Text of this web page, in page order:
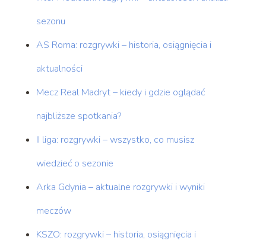
sezonu
AS Roma: rozgrywki – historia, osiągnięcia i
aktualności
Mecz Real Madryt – kiedy i gdzie oglądać
najbliższe spotkania?
II liga: rozgrywki – wszystko, co musisz
wiedzieć o sezonie
Arka Gdynia – aktualne rozgrywki i wyniki
meczów
KSZO: rozgrywki – historia, osiągnięcia i